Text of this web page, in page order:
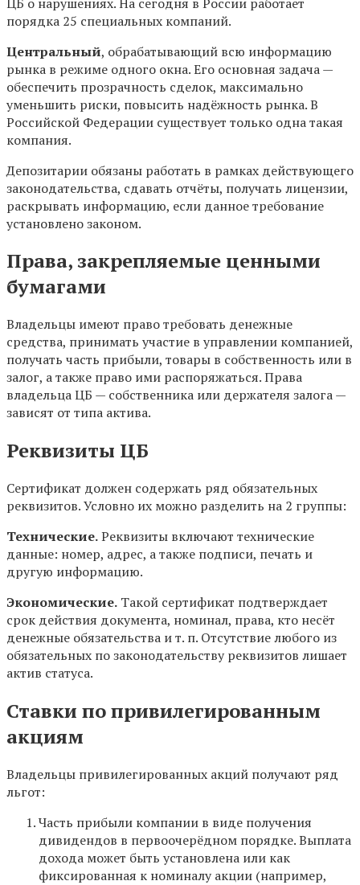
порядка 25 специальных компаний.
Центральный, обрабатывающий всю информацию
рынка в режиме одного окна. Его основная задача —
обеспечить прозрачность сделок, максимально
уменьшить риски, повысить надёжность рынка. В
Российской Федерации существует только одна такая
компания.
Депозитарии обязаны работать в рамках действующего
законодательства, сдавать отчёты, получать лицензии,
раскрывать информацию, если данное требование
установлено законом.
Права, закрепляемые ценными
бумагами
Владельцы имеют право требовать денежные
средства, принимать участие в управлении компанией,
получать часть прибыли, товары в собственность или в
залог, а также право ими распоряжаться. Права
владельца ЦБ — собственника или держателя залога —
зависят от типа актива.
Реквизиты ЦБ
Сертификат должен содержать ряд обязательных
реквизитов. Условно их можно разделить на 2 группы:
Технические.Реквизиты включают технические
данные: номер, адрес, а также подписи, печать и
другую информацию.
Экономические. Такой сертификат подтверждает
срок действия документа, номинал, права, кто несёт
денежные обязательства и т. п. Отсутствие любого из
обязательных по законодательству реквизитов лишает
актив статуса.
Ставки по привилегированным
акциям
Владельцы привилегированных акций получают ряд
льгот:
Часть прибыли компании в виде получения
дивидендов в первоочерёдном порядке. Выплата
дохода может быть установлена или как
фиксированная к номиналу акции (например,